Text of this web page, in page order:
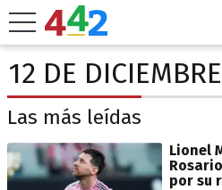
12 DE DICIEMBRE
Las más leídas
Lionel
por su